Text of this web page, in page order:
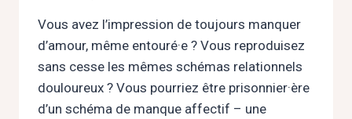
Vous avez l’impression de toujours manquer
d’amour, même entouré·e ? Vous reproduisez
sans cesse les mêmes schémas relationnels
douloureux ? Vous pourriez être prisonnier·ère
d’un schéma de manque affectif – une